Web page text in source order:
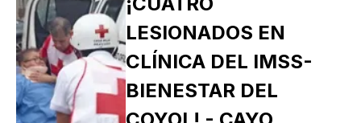
LESIONADOS EN
CLÍNICA DEL IMSS-
BIENESTAR DEL